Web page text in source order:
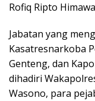
Rofiq Ripto
Jabatan yang
Kasatresnarkoba
Genteng, dan
dihadiri
Wasono, para